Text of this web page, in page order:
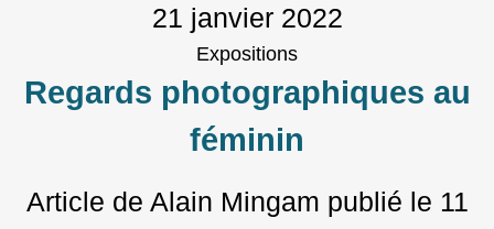
21 janvier 2022
Expositions
Regards photographiques au
féminin
Article de Alain Mingam publié le 11